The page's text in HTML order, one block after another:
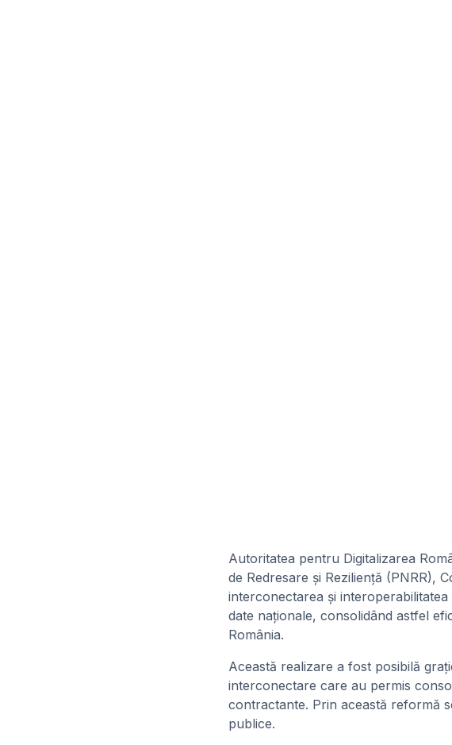
Autoritatea pentru Digitalizarea
de Redresare și Reziliență (PNRR),
interconectarea și
date naționale, consolidând astfel
România.
Această realizare a fost posibilă
interconectare care au permis
contractante. Prin această reformă
publice.